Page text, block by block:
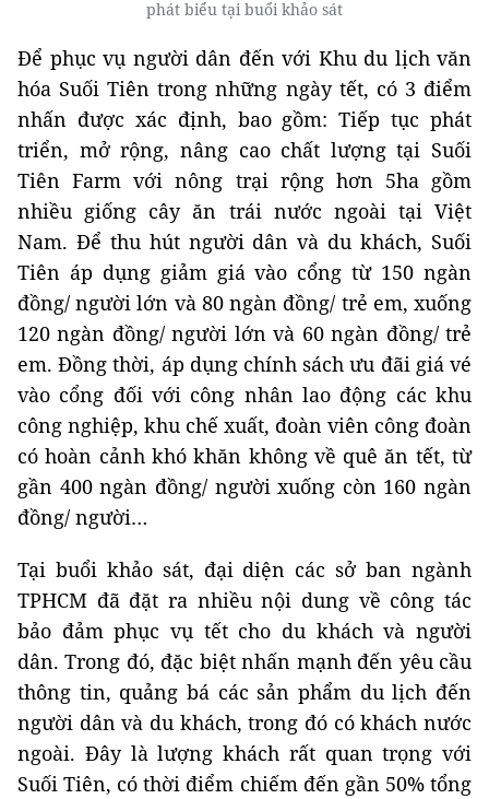
phát biểu tại buổi khảo sát
Để phục vụ người dân đến với Khu du lịch văn
hóa Suối Tiên trong những ngày tết, có 3 điểm
nhấn được xác định, bao gồm: Tiếp tục phát
triển, mở rộng, nâng cao chất lượng tại Suối
Tiên Farm với nông trại rộng hơn 5ha gồm
nhiều giống cây ăn trái nước ngoài tại Việt
Nam. Để thu hút người dân và du khách, Suối
Tiên áp dụng giảm giá vào cổng từ 150 ngàn
đồng/ người lớn và 80 ngàn đồng/ trẻ em, xuống
120 ngàn đồng/ người lớn và 60 ngàn đồng/ trẻ
em. Đồng thời, áp dụng chính sách ưu đãi giá vé
vào cổng đối với công nhân lao động các khu
công nghiệp, khu chế xuất, đoàn viên công đoàn
có hoàn cảnh khó khăn không về quê ăn tết, từ
gần 400 ngàn đồng/ người xuống còn 160 ngàn
đồng/ người…
Tại buổi khảo sát, đại diện các sở ban ngành
TPHCM đã đặt ra nhiều nội dung về công tác
bảo đảm phục vụ tết cho du khách và người
dân. Trong đó, đặc biệt nhấn mạnh đến yêu cầu
thông tin, quảng bá các sản phẩm du lịch đến
người dân và du khách, trong đó có khách nước
ngoài. Đây là lượng khách rất quan trọng với
Suối Tiên, có thời điểm chiếm đến gần 50% tổng